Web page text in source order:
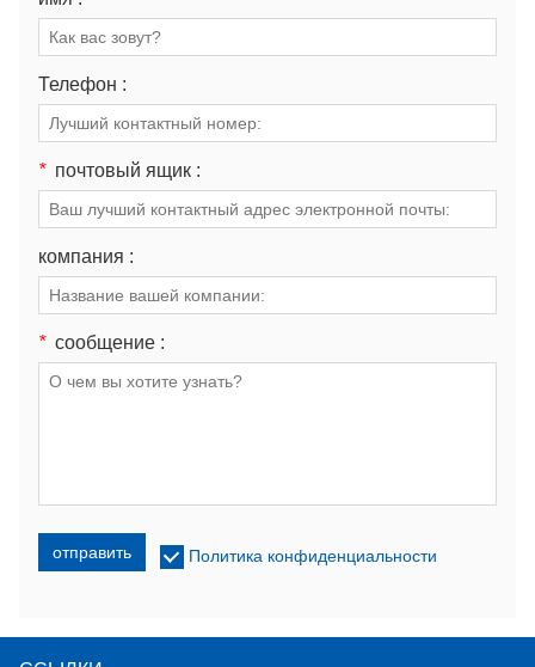
Телефон :
* почтовый ящик :
компания :
* сообщение :
отправить Политика конфиденциальности